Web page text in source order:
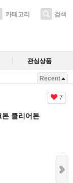
카테고리 검색
관심상품
Recent
7
클리어톤